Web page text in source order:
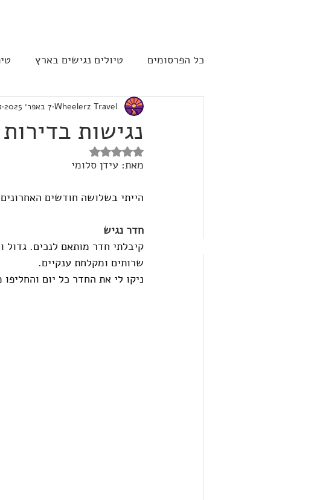
כל הפרסומים טיולים נגישים בארץ
שייט תענוגות - קרוז ארה"ב וצפון
נגישות
Wheelerz Travel 7 באפר׳ 2025
דירוג של NaN מתוך 5 כוכבים
מאת: עידן סלומי
הייתי בשלושה חודשים
חדר נגיש
קיבלתי חדר מותאם לנכים. גדול
שרותים ומקלחת ענקיים.
ניקו לי את החדר כל יום